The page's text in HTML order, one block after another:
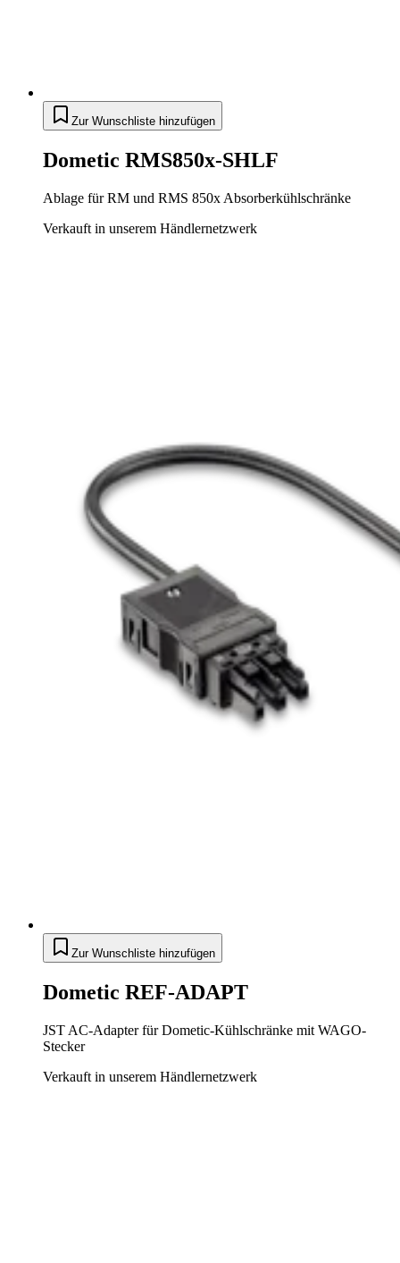
Zur Wunschliste hinzufügen
Dometic RMS850x-SHLF
Ablage für RM und RMS 850x Absorberkühlschränke
Verkauft in unserem Händlernetzwerk
Zur Wunschliste hinzufügen
Dometic REF-ADAPT
JST AC-Adapter für Dometic-Kühlschränke mit WAGO-
Stecker
Verkauft in unserem Händlernetzwerk